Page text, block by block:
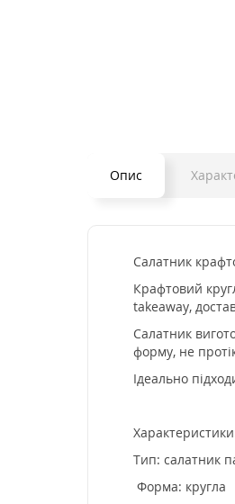
Опис
Салатник
Крафтовий
takeaway,
Салатник
форму, не
Ідеально
Тип: салатник
Форма: кругла